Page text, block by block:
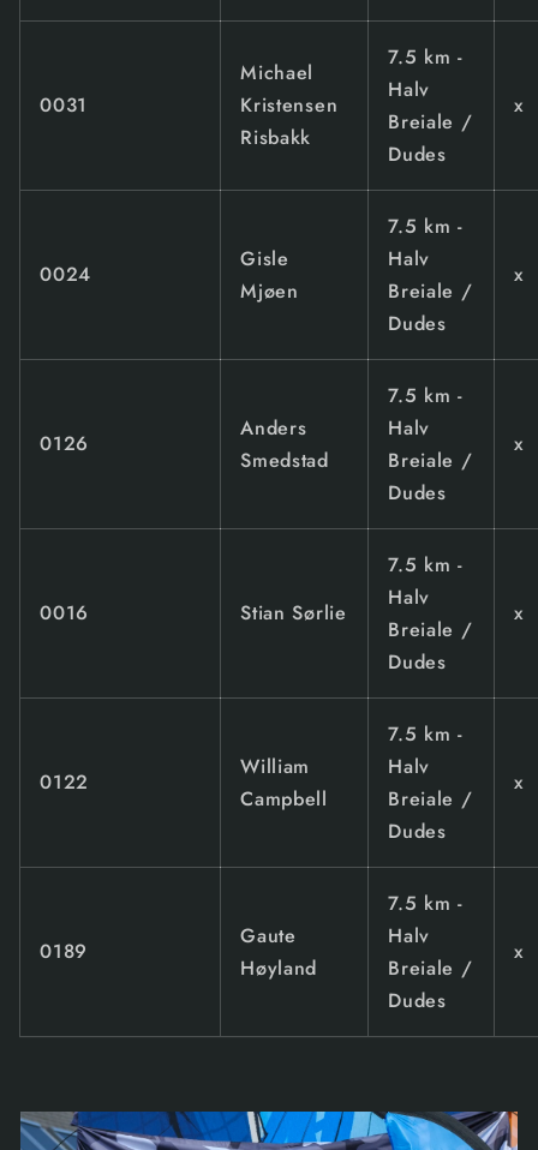
0031
Michael
Kristensen
Risbakk
7.5 km -
Halv
Breiale /
Dudes
x
0024
Gisle
Mjøen
7.5 km -
Halv
Breiale /
Dudes
x
0126
Anders
Smedstad
7.5 km -
Halv
Breiale /
Dudes
x
0016 Stian Sørlie
7.5 km -
Halv
Breiale /
Dudes
x
0122
William
Campbell
7.5 km -
Halv
Breiale /
Dudes
x
0189
Gaute
Høyland
7.5 km -
Halv
Breiale /
Dudes
x